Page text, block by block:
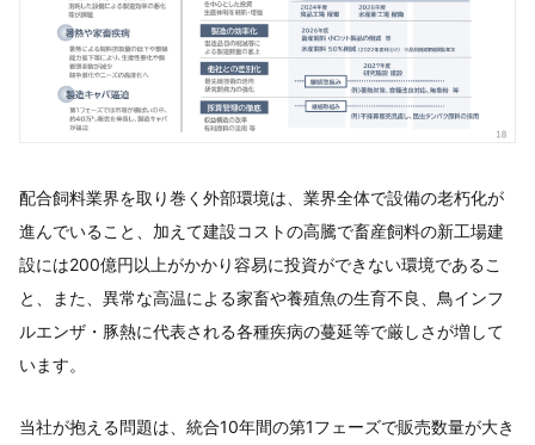
配合飼料業界を取り巻く外部環境は、業界全体で設備の老朽化が
進んでいること、加えて建設コストの高騰で畜産飼料の新工場建
設には200億円以上がかかり容易に投資ができない環境であるこ
と、また、異常な高温による家畜や養殖魚の生育不良、鳥インフ
ルエンザ・豚熱に代表される各種疾病の蔓延等で厳しさが増して
います。
当社が抱える問題は、統合10年間の第1フェーズで販売数量が大き